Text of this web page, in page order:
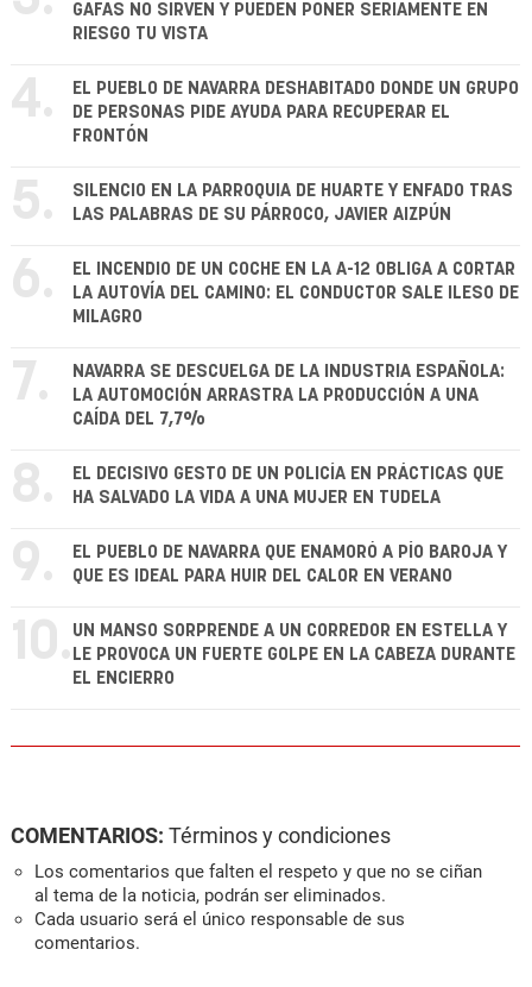
GAFAS NO SIRVEN Y PUEDEN PONER SERIAMENTE EN
RIESGO TU VISTA
4.
EL PUEBLO DE NAVARRA DESHABITADO DONDE UN GRUPO
DE PERSONAS PIDE AYUDA PARA RECUPERAR EL
FRONTÓN
5.
SILENCIO EN LA PARROQUIA DE HUARTE Y ENFADO TRAS
LAS PALABRAS DE SU PÁRROCO, JAVIER AIZPÚN
6.
EL INCENDIO DE UN COCHE EN LA A-12 OBLIGA A CORTAR
LA AUTOVÍA DEL CAMINO: EL CONDUCTOR SALE ILESO DE
MILAGRO
7.
NAVARRA SE DESCUELGA DE LA INDUSTRIA ESPAÑOLA:
LA AUTOMOCIÓN ARRASTRA LA PRODUCCIÓN A UNA
CAÍDA DEL 7,7%
8.
EL DECISIVO GESTO DE UN POLICÍA EN PRÁCTICAS QUE
HA SALVADO LA VIDA A UNA MUJER EN TUDELA
9.
EL PUEBLO DE NAVARRA QUE ENAMORÓ A PÍO BAROJA Y
QUE ES IDEAL PARA HUIR DEL CALOR EN VERANO
10. UN MANSO SORPRENDE A UN CORREDOR EN ESTELLA Y
LE PROVOCA UN FUERTE GOLPE EN LA CABEZA DURANTE
EL ENCIERRO
COMENTARIOS: Términos y condiciones
Los comentarios que falten el respeto y que no se ciñan
al tema de la noticia, podrán ser eliminados.
Cada usuario será el único responsable de sus
comentarios.